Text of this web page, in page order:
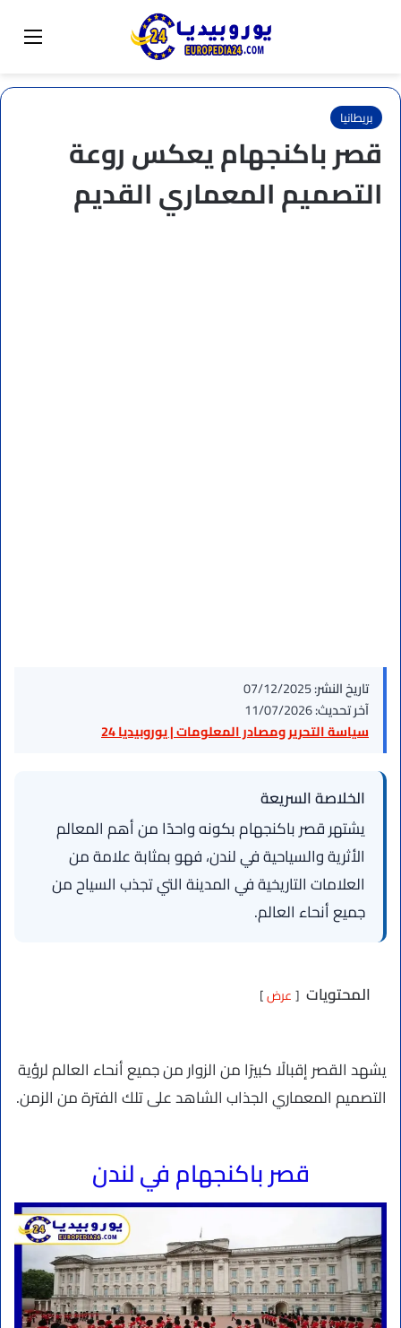
تبديل المظهر
بريطانيا
قصر باكنجهام يعكس روعة
التصميم المعماري القديم
تاريخ النشر:07/12/2025
آخر تحديث:11/07/2026
سياسة التحرير ومصادر المعلومات | يوروبيديا 24
الخلاصة السريعة
يشتهر قصر باكنجهام بكونه واحدًا من أهم المعالم
الأثرية والسياحية في لندن، فهو بمثابة علامة من
العلامات التاريخية في المدينة التي تجذب السياح من
جميع أنحاء العالم.
المحتويات عرض
يشهد القصر إقبالًا كبيرًا من الزوار من جميع أنحاء العالم لرؤية
التصميم المعماري الجذاب الشاهد على تلك الفترة من الزمن.
قصر باكنجهام في لندن